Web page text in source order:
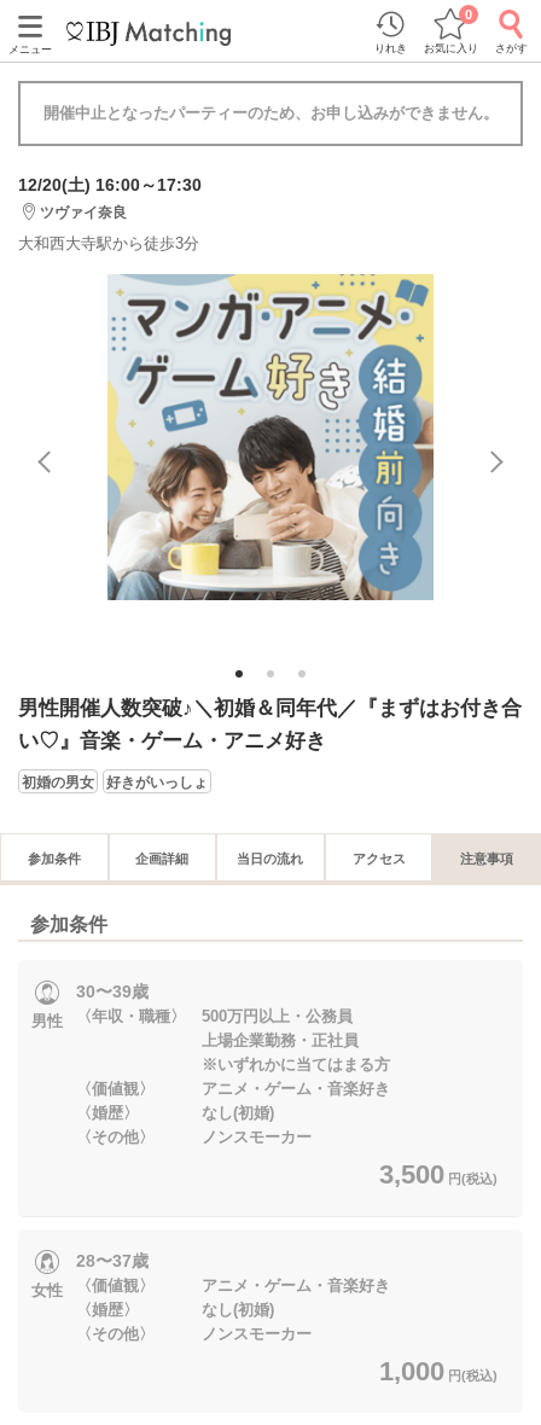
メニュー りれき お気に入り
0
さがす
開催中止となったパーティーのため、お申し込みができません。
12/20(土) 16:00～17:30
ツヴァイ奈良
大和西大寺駅から徒歩3分
1 2 3
男性開催人数突破♪＼初婚＆同年代／『まずはお付き合
い♡』音楽・ゲーム・アニメ好き
初婚の男女 好きがいっしょ
参加条件 企画詳細 当日の流れ アクセス 注意事項
参加条件
男性
30〜39歳
〈年収・職種〉 500万円以上・公務員
上場企業勤務・正社員
※いずれかに当てはまる方
〈価値観〉 アニメ・ゲーム・音楽好き
〈婚歴〉 なし(初婚)
〈その他〉 ノンスモーカー
3,500 円(税込)
女性
28〜37歳
〈価値観〉 アニメ・ゲーム・音楽好き
〈婚歴〉 なし(初婚)
〈その他〉 ノンスモーカー
1,000 円(税込)